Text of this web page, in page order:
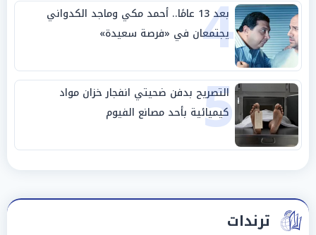
4 بعد 13 عامًا.. أحمد مكي وماجد الكدواني
يجتمعان في «فرصة سعيدة»
5
التصريح بدفن ضحيتي انفجار خزان مواد
كيميائية بأحد مصانع الفيوم
ترندات